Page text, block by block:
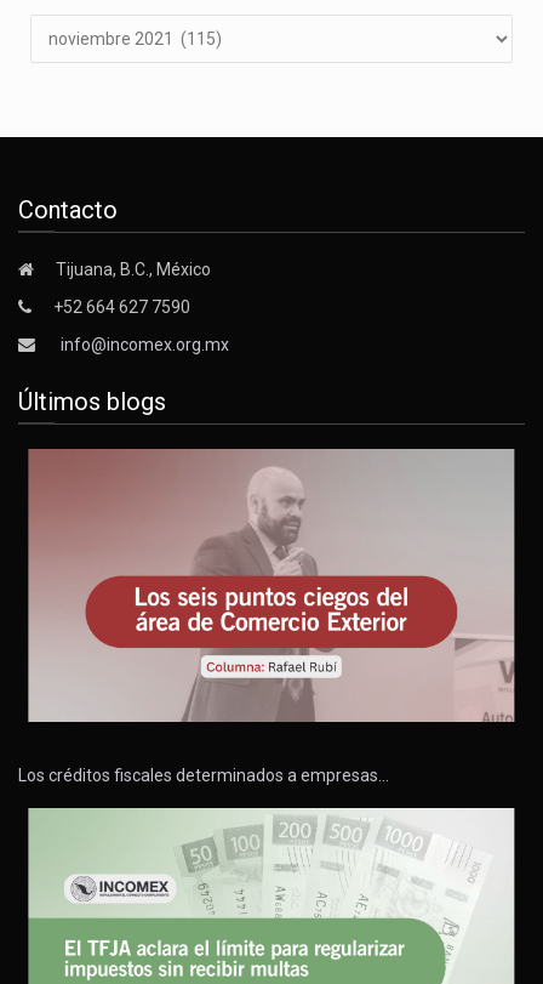
Contacto
Tijuana, B.C., México
+52 664 627 7590
info@incomex.org.mx
Últimos blogs
Los créditos fiscales determinados a empresas…